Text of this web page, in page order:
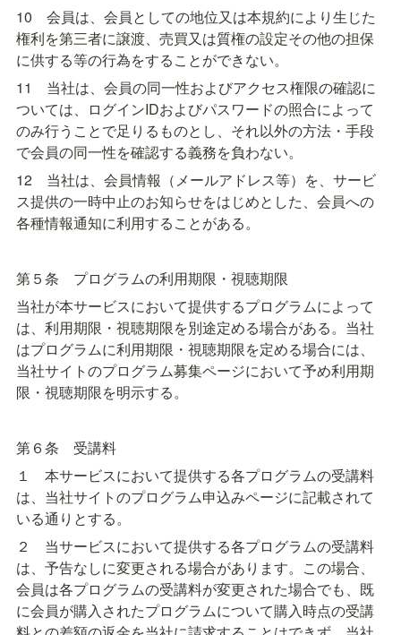
10　会員は、会員としての地位又は本規約により生じた
権利を第三者に譲渡、売買又は質権の設定その他の担保
に供する等の行為をすることができない。
11　当社は、会員の同一性およびアクセス権限の確認に
ついては、ログインIDおよびパスワードの照合によって
のみ行うことで足りるものとし、それ以外の方法・手段
で会員の同一性を確認する義務を負わない。
12　当社は、会員情報（メールアドレス等）を、サービ
ス提供の一時中止のお知らせをはじめとした、会員への
各種情報通知に利用することがある。
第５条　プログラムの利用期限・視聴期限
当社が本サービスにおいて提供するプログラムによって
は、利用期限・視聴期限を別途定める場合がある。当社
はプログラムに利用期限・視聴期限を定める場合には、
当社サイトのプログラム募集ページにおいて予め利用期
限・視聴期限を明示する。
第６条　受講料
１　本サービスにおいて提供する各プログラムの受講料
は、当社サイトのプログラム申込みページに記載されて
いる通りとする。
２　当サービスにおいて提供する各プログラムの受講料
は、予告なしに変更される場合があります。この場合、
会員は各プログラムの受講料が変更された場合でも、既
に会員が購入されたプログラムについて購入時点の受講